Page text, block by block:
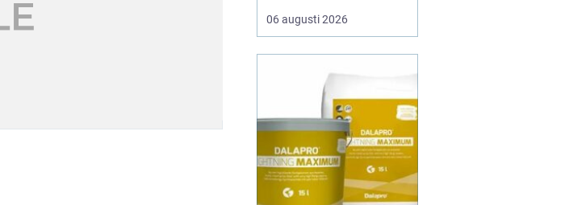
renovering,
nybyggnation eller när
självklar del av
vardagen, men samtidigt
ett område där sm...
06 augusti 2026